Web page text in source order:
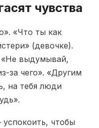
чувства
«Что ты как
(девочке).
«Не выдумывай,
за чего». «Другим
на тебя люди
чтобы